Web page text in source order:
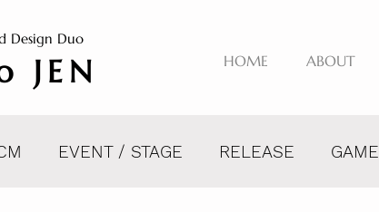
Design Duo
JEN HOME ABOUT
EVENT / STAGE RELEASE GAME